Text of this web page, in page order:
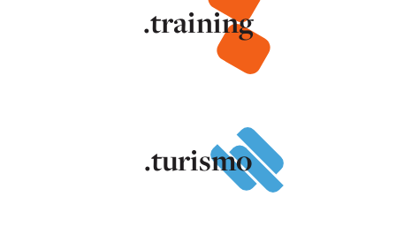
.training
.turismo